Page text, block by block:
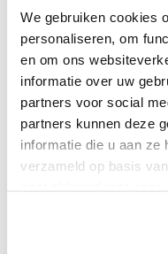
We gebruiken cookies
personaliseren, om
en om ons
informatie over uw
partners voor social
partners kunnen deze
informatie die u aan ze
verzameld op basis